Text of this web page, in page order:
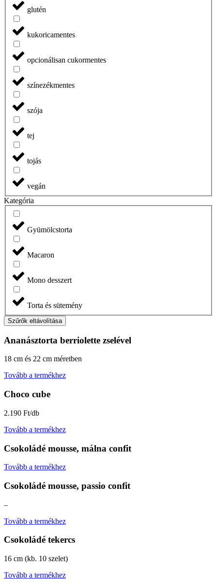
glutén
kukoricamentes
opcionálisan cukormentes
színezékmentes
szója
tej
tojás
vegán
Kategória
Gyümölcstorta
Macaron
Mono desszert
Torta és sütemény
Szűrők eltávolítása
Ananásztorta berriolette zselével
18 cm és 22 cm méretben
Tovább a termékhez
Choco cube
2.190 Ft/db
Tovább a termékhez
Csokoládé mousse, málna confit
Tovább a termékhez
Csokoládé mousse, passio confit
–
Tovább a termékhez
Csokoládé tekercs
16 cm (kb. 10 szelet)
Tovább a termékhez